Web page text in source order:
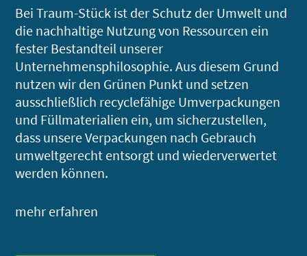
Bei Traum-Stück ist der Schutz der Umwelt und
die nachhaltige Nutzung von Ressourcen ein
fester Bestandteil unserer
Unternehmensphilosophie. Aus diesem Grund
nutzen wir den Grünen Punkt und setzen
ausschließlich recyclefähige Umverpackungen
und Füllmaterialien ein, um sicherzustellen,
dass unsere Verpackungen nach Gebrauch
umweltgerecht entsorgt und wiederverwertet
werden können.
mehr erfahren